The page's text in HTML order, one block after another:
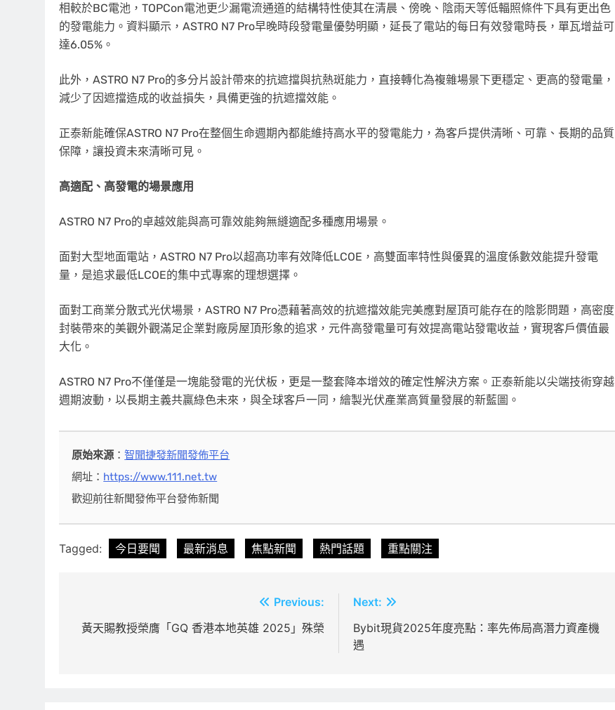
相較於BC電池，TOPCon電池更少漏電流通道的結構特性使其在清晨、傍晚、陰雨天等低輻照條件下具有更出色
的發電能力。資料顯示，ASTRO N7 Pro早晚時段發電量優勢明顯，延長了電站的每日有效發電時長，單瓦增益可
達6.05%。
此外，ASTRO N7 Pro的多分片設計帶來的抗遮擋與抗熱斑能力，直接轉化為複雜場景下更穩定、更高的發電量，
減少了因遮擋造成的收益損失，具備更強的抗遮擋效能。
正泰新能確保ASTRO N7 Pro在整個生命週期內都能維持高水平的發電能力，為客戶提供清晰、可靠、長期的品質
保障 ，讓投資未來清晰可見。
高適配、高發電的場景應用
ASTRO N7 Pro的卓越效能與高可靠效能夠無縫適配多種應用場景。
面對大型地面電站，ASTRO N7 Pro以超高功率有效降低LCOE，高雙面率特性與優異的溫度係數效能提升發電
量，是追求最低LCOE的集中式專案的理想選擇。
面對工商業分散式光伏場景，ASTRO N7 Pro憑藉著高效的抗遮擋效能完美應對屋頂可能存在的陰影問題，高密度
封裝帶來的美觀外觀滿足企業對廠房屋頂形象的追求，元件高發電量可有效提高電站發電收益，實現客戶價值最
大化。
ASTRO N7 Pro不僅僅是一塊能發電的光伏板，更是一整套降本增效的確定性解決方案。正泰新能以尖端技術穿越
週期波動，以長期主義共贏綠色未來，與全球客戶一同，繪製光伏產業高質量發展的新藍圖。
原始來源 ：智聞捷發新聞發佈平台
網址： https://www.111.net.tw
歡迎前往新聞發佈平台發佈新聞
Tagged: 今日要聞 最新消息 焦點新聞 熱門話題 重點關注
章
Previous:
黃天賜教授榮膺「GQ 香港本地英雄 2025」殊榮
Next:
Bybit現貨2025年度亮點：率先佈局高潛力資產機
遇